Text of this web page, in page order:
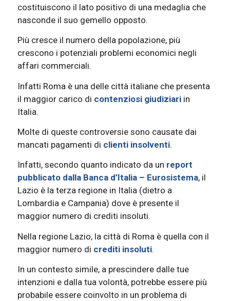
costituiscono il lato positivo di una medaglia che
nasconde il suo gemello opposto.
Più cresce il numero della popolazione, più
crescono i potenziali problemi economici negli
affari commerciali.
Infatti Roma è una delle città italiane che presenta
il maggior carico di contenziosi giudiziariin
Italia.
Molte di queste controversie sono causate dai
mancati pagamenti di clienti insolventi.
Infatti, secondo quanto indicato da un report
pubblicato dalla Banca d’Italia – Eurosistema, il
Lazio è la terza regione in Italia (dietro a
Lombardia e Campania) dove è presente il
maggior numero di crediti insoluti.
Nella regione Lazio, la città di Roma è quella con il
maggior numero di crediti insoluti.
In un contesto simile, a prescindere dalle tue
intenzioni e dalla tua volontà, potrebbe essere più
probabile essere coinvolto in un problema di